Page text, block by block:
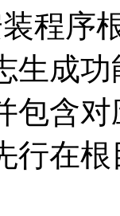
程序
生成
包含
行在